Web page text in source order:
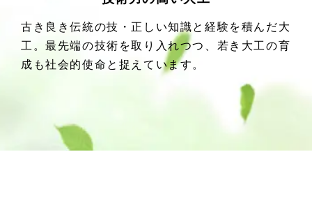
古き良き伝統の技・正しい知識と経験を積んだ大
工。最先端の技術を取り入れつつ、若き大工の育
成も社会的使命と捉えています。